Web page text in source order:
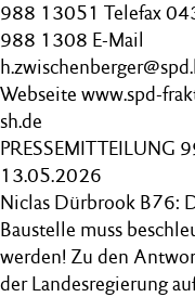
988 13051 Telefax
988 1308 E-Mail
Webseite www.spd-
sh.de
PRESSEMITTEILUNG
13.05.2026
Niclas Dürbrook B76:
Baustelle muss
werden! Zu den
der Landesregierung